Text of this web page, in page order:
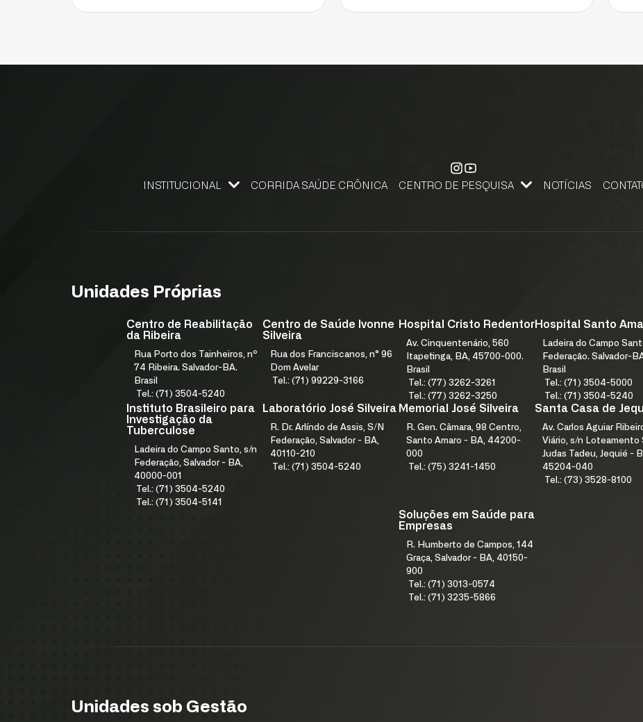
INSTITUCIONAL CORRIDA SAÚDE CRÔNICA CENTRO DE PESQUISA NOTÍCIAS
Unidades Próprias
Centro de Reabilitação
da Ribeira
Rua Porto dos Tainheiros, nº
74 Ribeira. Salvador-BA.
Brasil
Tel.: (71) 3504-5240
Centro de Saúde Ivonne
Silveira
Rua dos Franciscanos, n° 96
Dom Avelar
Tel.: (71) 99229-3166
Hospital Cristo Redentor
Av. Cinquentenário, 560
Itapetinga, BA, 45700-000.
Brasil
Tel.: (77) 3262-3261
Tel.: (77) 3262-3250
Hospital Santo
Ladeira do Campo
Federação. Salvador-
Brasil
Tel.: (71) 3504-5000
Tel.: (71) 3504-5240
Instituto Brasileiro para
Investigação da
Tuberculose
Ladeira do Campo Santo, s/n
Federação, Salvador - BA,
40000-001
Tel.: (71) 3504-5240
Tel.: (71) 3504-5141
Laboratório José Silveira
R. Dr. Arlíndo de Assis, S/N
Federação, Salvador - BA,
40110-210
Tel.: (71) 3504-5240
Memorial José Silveira
R. Gen. Câmara, 98 Centro,
Santo Amaro - BA, 44200-
000
Tel.: (75) 3241-1450
Santa Casa de
Av. Carlos Aguiar
Viário, s/n Loteamento
Judas Tadeu, Jequié -
45204-040
Tel.: (73) 3528-8100
Soluções em Saúde para
Empresas
R. Humberto de Campos, 144
Graça, Salvador - BA, 40150-
900
Tel.: (71) 3013-0574
Tel.: (71) 3235-5866
Unidades sob Gestão